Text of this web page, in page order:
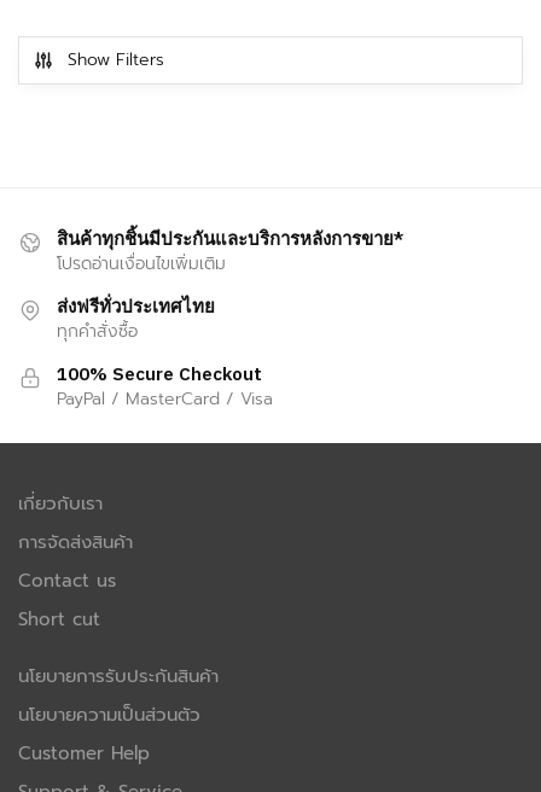
Show Filters
สินค้าทุกชิ้นมีประกันและบริการหลังการขาย*
โปรดอ่านเงื่อนไขเพิ่มเติม
ส่งฟรีทั่วประเทศไทย
ทุกคำสั่งซื้อ
100% Secure Checkout
PayPal / MasterCard / Visa
เกี่ยวกับเรา
การจัดส่งสินค้า
Contact us
Short cut
นโยบายการรับประกันสินค้า
นโยบายความเป็นส่วนตัว
Customer Help